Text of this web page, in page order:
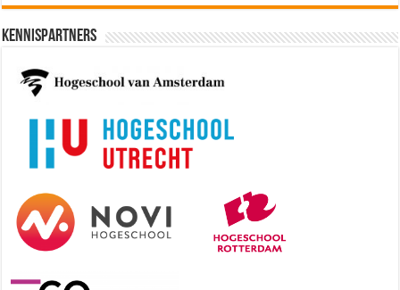
Kennispartners